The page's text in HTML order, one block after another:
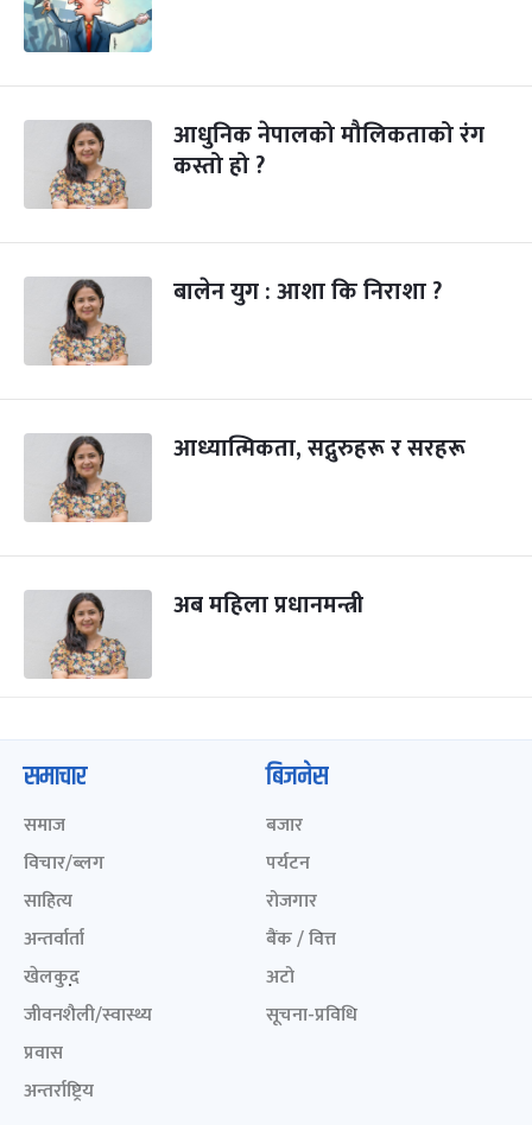
आधुनिक नेपालको मौलिकताको रंग
कस्तो हो ?
बालेन युग : आशा कि निराशा ?
आध्यात्मिकता, सद्गुरुहरू र सरहरू
अब महिला प्रधानमन्त्री
समाचार
समाज
विचार/ब्लग
साहित्य
अन्तर्वार्ता
खेलकुद़़
जीवनशैली/स्वास्थ्य
प्रवास
अन्तर्राष्ट्रिय
बिजनेस
बजार
पर्यटन
रोजगार
बैंक / वित्त
अटो
सूचना-प्रविधि